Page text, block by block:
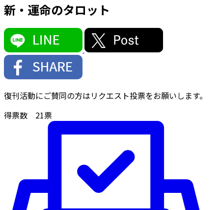
新・運命のタロット
復刊活動にご賛同の方はリクエスト投票をお願いします。
得票数 21票